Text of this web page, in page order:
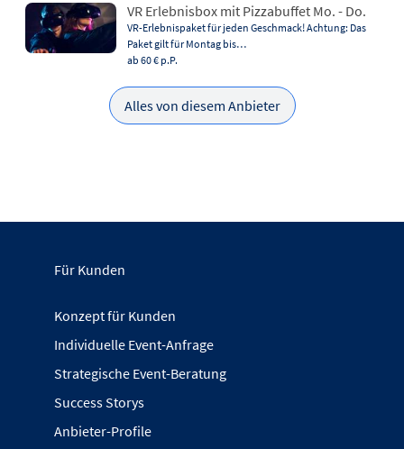
VR Erlebnisbox mit Pizzabuffet Mo. - Do.
VR-Erlebnispaket für jeden Geschmack! Achtung: Das
Paket gilt für Montag bis…
ab 60 € p.P.
Alles von diesem Anbieter
Für Kunden
Konzept für Kunden
Individuelle Event-Anfrage
Strategische Event-Beratung
Success Storys
Anbieter-Profile